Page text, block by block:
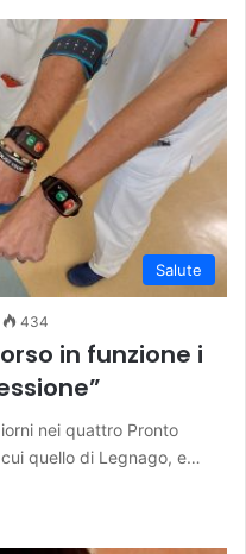
Salute
434
in funzione i
nei quattro Pronto
quello di Legnago, e…